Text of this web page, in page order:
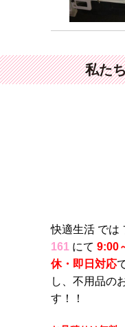
私た
快適生活 では
161 にて 9:00
休・即日対応
し、不用品の
す！！